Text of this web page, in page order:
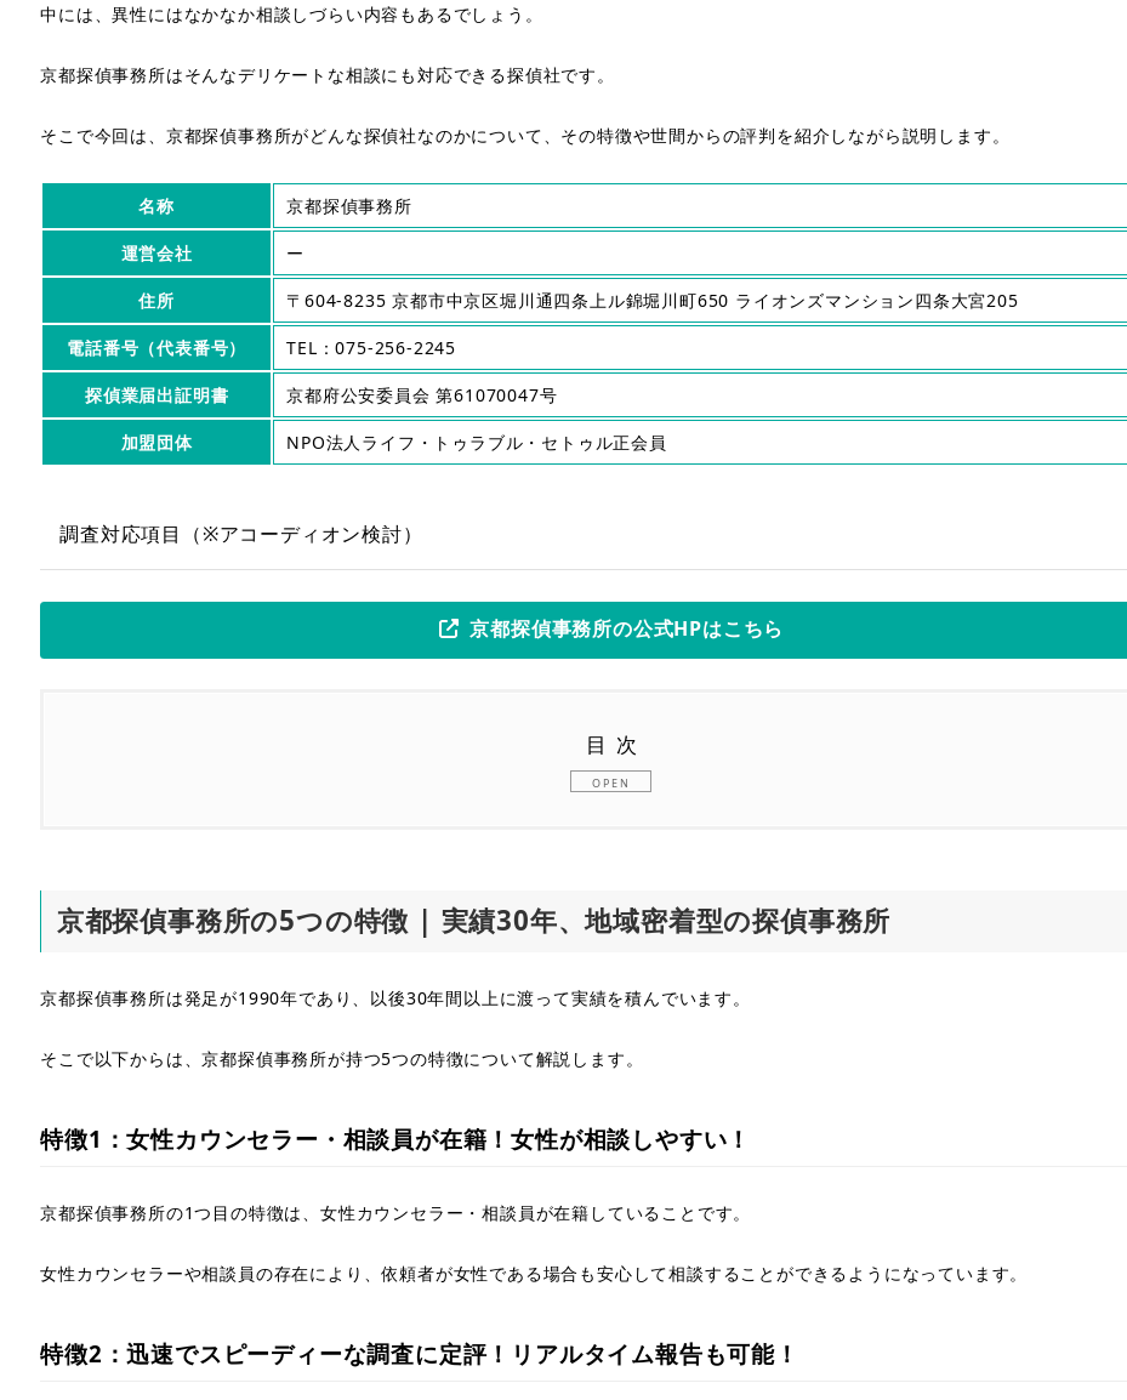
中には、異性にはなかなか相談しづらい内容もあるでしょう。
京都探偵事務所はそんなデリケートな相談にも対応できる探偵社です。
そこで今回は、京都探偵事務所がどんな探偵社なのかについて、その特徴や世間からの評判を紹介しながら説明します。
名称 京都探偵事務所
運営会社 ー
住所 〒604-8235 京都市中京区堀川通四条上ル錦堀川町650 ライオンズマンション四条大宮205
電話番号（代表番号） TEL：075-256-2245
探偵業届出証明書 京都府公安委員会 第61070047号
加盟団体 NPO法人ライフ・トゥラブル・セトゥル正会員
調査対応項目（※アコーディオン検討）
京都探偵事務所の公式HPはこちら
目次
1.2. 特徴2：迅速でスピーディーな調査に定評！リアルタイム報告も可能！
1.2.1.バイクや車、自転車などを状況に合わせて利用
1.3.特徴3：暗視撮影も可能！
京都探偵事務所の調査料金
4.京都探偵事務所への調査依頼の流れ
京都探偵事務所の5つの特徴 | 実績30年、地域密着型の探偵事務所
京都探偵事務所は発足が1990年であり、以後30年間以上に渡って実績を積んでいます。
そこで以下からは、京都探偵事務所が持つ5つの特徴について解説します。
特徴1：女性カウンセラー・相談員が在籍！女性が相談しやすい！
京都探偵事務所の1つ目の特徴は、女性カウンセラー・相談員が在籍していることです。
女性カウンセラーや相談員の存在により、依頼者が女性である場合も安心して相談することができるようになっています。
特徴2：迅速でスピーディーな調査に定評！リアルタイム報告も可能！